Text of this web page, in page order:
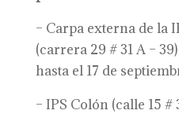
– Carpa externa de la
(carrera 29 # 31 A –
hasta el 17 de
– IPS Colón (calle 15 #